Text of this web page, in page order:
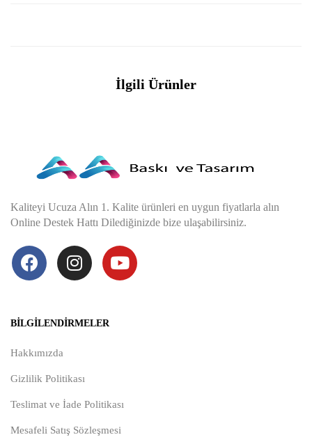
İlgili Ürünler
Kaliteyi Ucuza Alın 1. Kalite ürünleri en uygun fiyatlarla alın
Online Destek Hattı Dilediğinizde bize ulaşabilirsiniz.
BILGILENDIRMELER
Hakkımızda
Gizlilik Politikası
Teslimat ve İade Politikası
Mesafeli Satış Sözleşmesi